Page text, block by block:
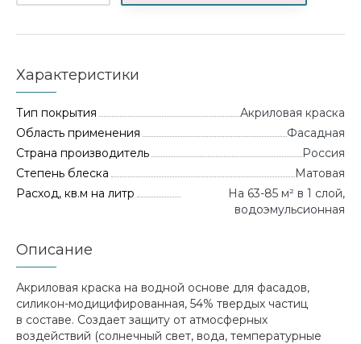
Характеристики
Тип покрытия
Акриловая краска
Область применения
Фасадная
Страна производитель
Россия
Степень блеска
Матовая
Расход, кв.м на литр
На 63-85 м² в 1 слой,
водоэмульсионная
Описание
Акриловая краска на водной основе для фасадов,
силикон-модицифированная, 54% твердых частиц
в составе. Создает защиту от атмосферных
воздействий (солнечный свет, вода, температурные